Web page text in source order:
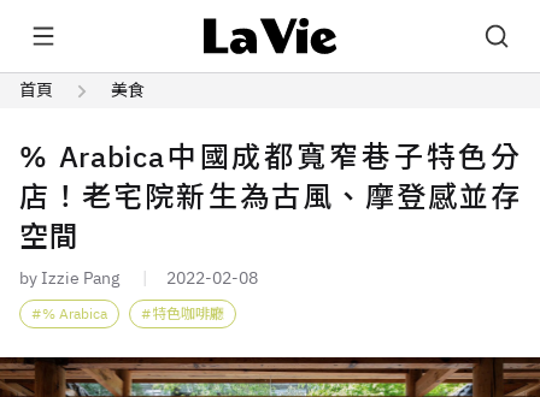
首頁 美食
% Arabica中國成都寬窄巷子特色分
店！老宅院新生為古風、摩登感並存
空間
by Izzie Pang 2022-02-08
% Arabica 特色咖啡廳